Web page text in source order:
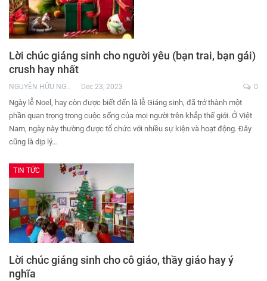
Lời chúc giáng sinh cho người yêu (bạn trai, bạn gái)
crush hay nhất
NGUYỄN HỮU NGHĨA Dec 23, 2023 0
Ngày lễ Noel, hay còn được biết đến là lễ Giáng sinh, đã trở thành một
phần quan trọng trong cuộc sống của mọi người trên khắp thế giới. Ở Việt
Nam, ngày này thường được tổ chức với nhiều sự kiện và hoạt động. Đây
cũng là dịp lý…
TIN TỨC
Lời chúc giáng sinh cho cô giáo, thầy giáo hay ý
nghĩa